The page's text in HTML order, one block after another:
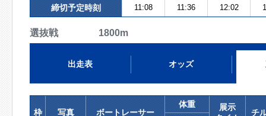
締切予定時刻 11:08 11:36 12:02
選抜戦 1800m
出走表 オッズ
枠 写真 ボートレーサー
体重
展示
チ